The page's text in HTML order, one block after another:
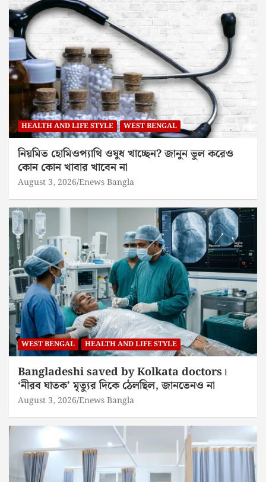
HEALTH AND LIFE STYLE WEST BENGAL
নিয়মিত হোমিওপ্যাথি ওষুধ খাচ্ছেন? জানুন ভুল করেও
কোন কোন খাবার খাবেন না
August 3, 2026 Enews Bangla
WEST BENGAL HEALTH AND LIFE STYLE
Bangladeshi saved by Kolkata doctors।
‘নীরব ঘাতক’ মৃত্যুর দিকে ঠেলছিল, জানতেনও না
August 3, 2026 Enews Bangla